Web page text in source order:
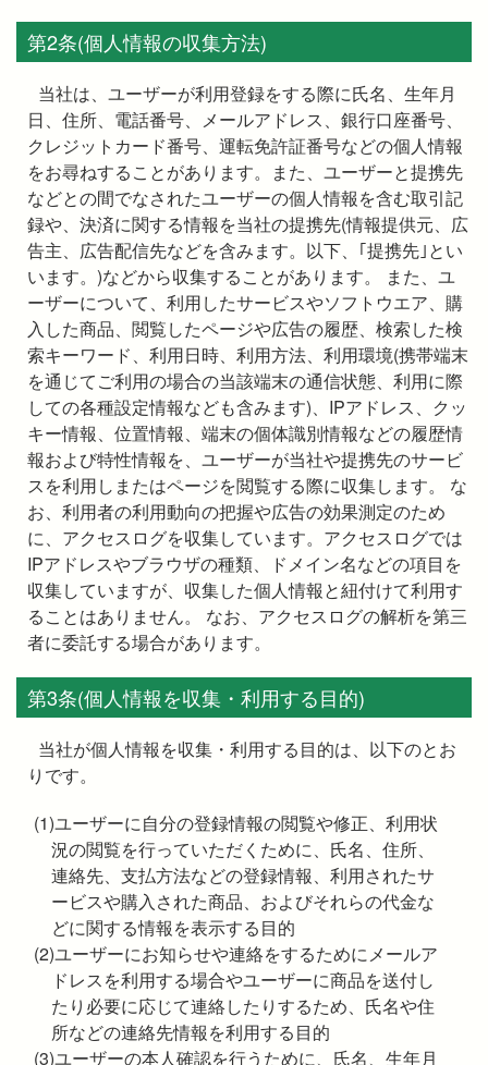
第2条(個人情報の収集方法)
当社は、ユーザーが利用登録をする際に氏名、生年月
日、住所、電話番号、メールアドレス、銀行口座番号、
クレジットカード番号、運転免許証番号などの個人情報
をお尋ねすることがあります。また、ユーザーと提携先
などとの間でなされたユーザーの個人情報を含む取引記
録や、決済に関する情報を当社の提携先(情報提供元、広
告主、広告配信先などを含みます。以下、｢提携先｣とい
います。)などから収集することがあります。 また、ユ
ーザーについて、利用したサービスやソフトウエア、購
入した商品、閲覧したページや広告の履歴、検索した検
索キーワード、利用日時、利用方法、利用環境(携帯端末
を通じてご利用の場合の当該端末の通信状態、利用に際
しての各種設定情報なども含みます)、IPアドレス、クッ
キー情報、位置情報、端末の個体識別情報などの履歴情
報および特性情報を、ユーザーが当社や提携先のサービ
スを利用しまたはページを閲覧する際に収集します。 な
お、利用者の利用動向の把握や広告の効果測定のため
に、アクセスログを収集しています。アクセスログでは
IPアドレスやブラウザの種類、ドメイン名などの項目を
収集していますが、収集した個人情報と紐付けて利用す
ることはありません。 なお、アクセスログの解析を第三
者に委託する場合があります。
第3条(個人情報を収集・利用する目的)
当社が個人情報を収集・利用する目的は、以下のとお
りです。
(1)ユーザーに自分の登録情報の閲覧や修正、利用状
況の閲覧を行っていただくために、氏名、住所、
連絡先、支払方法などの登録情報、利用されたサ
ービスや購入された商品、およびそれらの代金な
どに関する情報を表示する目的
(2)ユーザーにお知らせや連絡をするためにメールア
ドレスを利用する場合やユーザーに商品を送付し
たり必要に応じて連絡したりするため、氏名や住
所などの連絡先情報を利用する目的
(3)ユーザーの本人確認を行うために、氏名、生年月